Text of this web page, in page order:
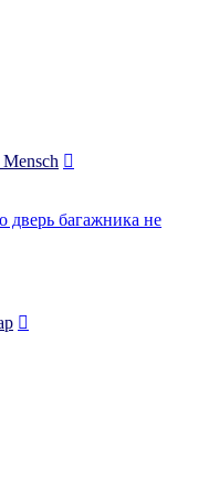
дверь багажника не